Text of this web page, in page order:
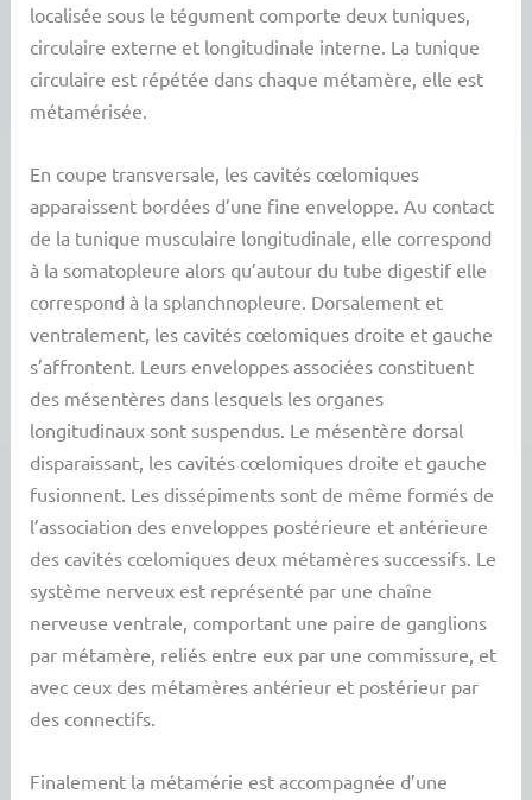
localisée sous le tégument comporte deux tuniques,
circulaire externe et longitudinale interne. La tunique
circulaire est répétée dans chaque métamère, elle est
métamérisée.
En coupe transversale, les cavités cœlomiques
apparaissent bordées d’une fine enveloppe. Au contact
de la tunique musculaire longitudinale, elle correspond
à la somatopleure alors qu’autour du tube digestif elle
correspond à la splanchnopleure. Dorsalement et
ventralement, les cavités cœlomiques droite et gauche
s’affrontent. Leurs enveloppes associées constituent
des mésentères dans lesquels les organes
longitudinaux sont suspendus. Le mésentère dorsal
disparaissant, les cavités cœlomiques droite et gauche
fusionnent. Les dissépiments sont de même formés de
l’association des enveloppes postérieure et antérieure
des cavités cœlomiques deux métamères successifs. Le
système nerveux est représenté par une chaîne
nerveuse ventrale, comportant une paire de ganglions
par métamère, reliés entre eux par une commissure, et
avec ceux des métamères antérieur et postérieur par
des connectifs.
Finalement la métamérie est accompagnée d’une